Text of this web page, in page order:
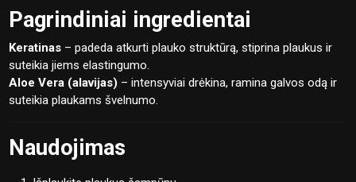
Pagrindiniai ingredientai
Keratinas – padeda atkurti plauko struktūrą, stiprina plaukus ir
suteikia jiems elastingumo.
Aloe Vera (alavijas) – intensyviai drėkina, ramina galvos odą ir
suteikia plaukams švelnumo.
Naudojimas